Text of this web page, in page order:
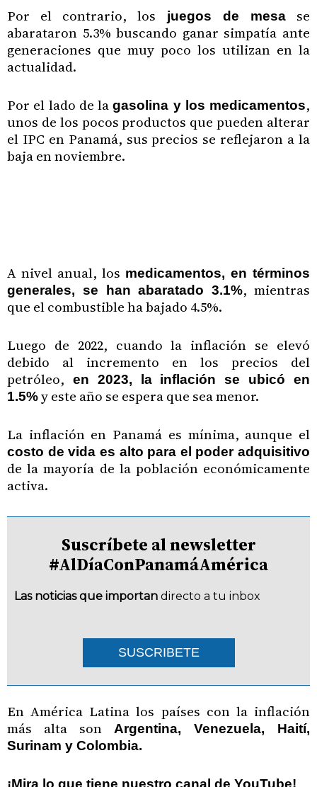
Por el contrario, los juegos de mesase
abarataron 5.3% buscando ganar simpatía ante
generaciones que muy poco los utilizan en la
actualidad.
Por el lado de lagasolina y los medicamentos,
unos de los pocos productos que pueden alterar
el IPC en Panamá, sus precios se reflejaron a la
baja en noviembre.
A nivel anual, los medicamentos, en términos
generales, se han abaratado 3.1%, mientras
que el combustible ha bajado 4.5%.
Luego de 2022, cuando la inflación se elevó
debido al incremento en los precios del
petróleo, en 2023, la inflación se ubicó en
1.5%y este año se espera que sea menor.
La inflación en Panamá es mínima, aunque el
costo de vida es alto para el poder adquisitivo
de la mayoría de la población económicamente
activa.
Suscríbete al newsletter
#AlDíaConPanamáAmérica
Las noticias que importan directo a tu inbox
SUSCRIBETE
En América Latina los países con la inflación
más alta son Argentina, Venezuela, Haití,
Surinam y Colombia.
¡Mira lo que tiene nuestro canal de YouTube!